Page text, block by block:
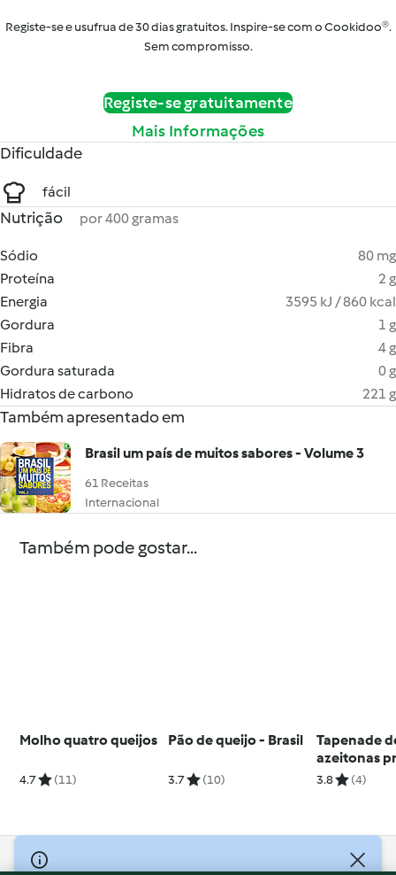
Registe-se e usufrua de 30 dias gratuitos. Inspire-se com o Cookidoo®.
Sem compromisso.
Registe-se gratuitamente
Mais Informações
Dificuldade
fácil
Nutrição por 400 gramas
Sódio
80 mg
Proteína
2 g
Energia
3595 kJ / 860 kcal
Gordura
1 g
Fibra
4 g
Gordura saturada
0 g
Hidratos de carbono
221 g
Também apresentado em
Brasil um país de muitos sabores - Volume 3
61 Receitas
Internacional
Também pode gostar...
Molho quatro queijos
4.7 (11)
Pão de queijo - Brasil
3.7 (10)
Tapenade
azeitonas
3.8 (4)
© Copyright 2026